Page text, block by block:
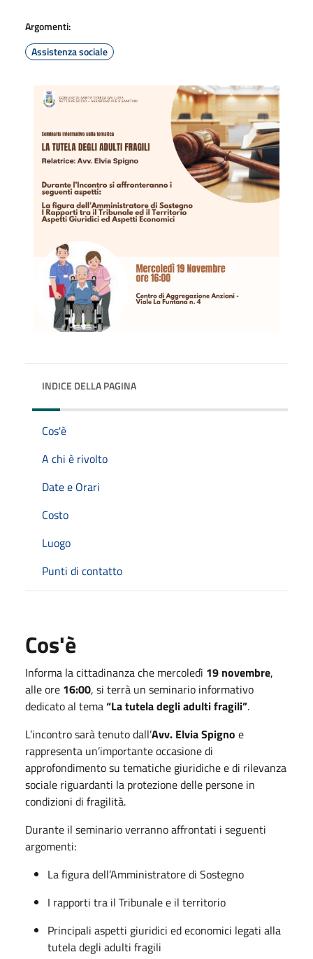
Argomenti:
Assistenza sociale
INDICE DELLA PAGINA
Cos'è
A chi è rivolto
Date e Orari
Costo
Luogo
Punti di contatto
Cos'è
Informa la cittadinanza che mercoledì 19 novembre,
alle ore 16:00, si terrà un seminario informativo
dedicato al tema“La tutela degli adulti fragili”.
L’incontro sarà tenuto dall’Avv. Elvia Spigno e
rappresenta un’importante occasione di
approfondimento su tematiche giuridiche e di rilevanza
sociale riguardanti la protezione delle persone in
condizioni di fragilità.
Durante il seminario verranno affrontati i seguenti
argomenti:
La figura dell’Amministratore di Sostegno
I rapporti tra il Tribunale e il territorio
Principali aspetti giuridici ed economici legati alla
tutela degli adulti fragili